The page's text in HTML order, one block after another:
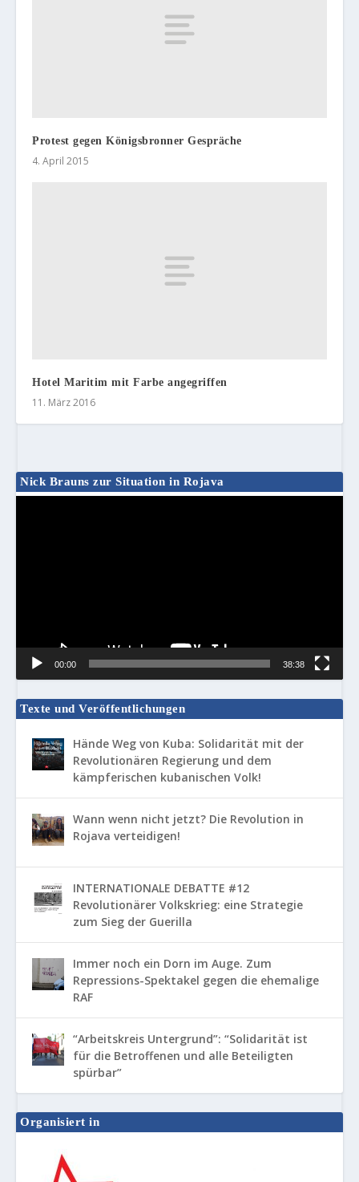
Protest gegen Königsbronner Gespräche
4. April 2015
Hotel Maritim mit Farbe angegriffen
11. März 2016
Nick Brauns zur Situation in Rojava
00:00 38:38
Texte und Veröffentlichungen
Hände Weg von Kuba: Solidarität mit der
Revolutionären Regierung und dem
kämpferischen kubanischen Volk!
Wann wenn nicht jetzt? Die Revolution in
Rojava verteidigen!
INTERNATIONALE DEBATTE #12
Revolutionärer Volkskrieg: eine Strategie
zum Sieg der Guerilla
Immer noch ein Dorn im Auge. Zum
Repressions-Spektakel gegen die ehemalige
RAF
“Arbeitskreis Untergrund”: “Solidarität ist
für die Betroffenen und alle Beteiligten
spürbar”
Organisiert in